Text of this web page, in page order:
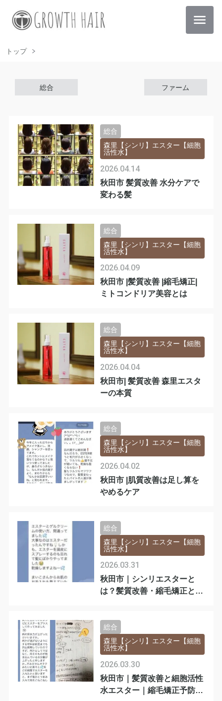
トップ
総合 ファーム
秋田市 髪質改善 水分ケアで
変わる髪
2026.04.14
総合
森里【シンリ】エスター【細胞
活性水】
秋田市 |髪質改善 |縮毛矯正|
ミトコンドリア美容とは
2026.04.09
総合
森里【シンリ】エスター【細胞
活性水】
秋田市| 髪質改善 森里エスタ
ーの本質
2026.04.04
総合
森里【シンリ】エスター【細胞
活性水】
秋田市 |肌質改善は足し算を
やめるケア
2026.04.02
総合
森里【シンリ】エスター【細胞
活性水】
秋田市｜シンリエスターと
は？髪質改善・縮毛矯正と細
2026.03.31
総合
森里【シンリ】エスター【細胞
活性水】
秋田市｜髪質改善と細胞活性
水エスター｜縮毛矯正予防美
2026.03.30
総合
森里【シンリ】エスター【細胞
活性水】